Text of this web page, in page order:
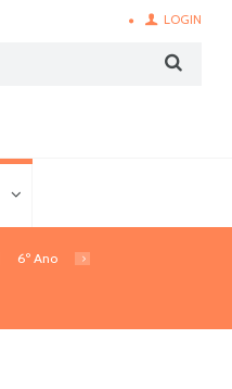
LOGIN
6º Ano